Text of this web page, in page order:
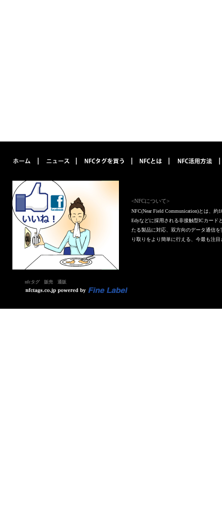
<NFCについて>
NFC(Near Field Communication)とは、
Edyなどに採用される非接触型ICカード
たる製品に対応、双方向のデータ通信
り取りをより簡単に行える、今最も注
nfcタグ 販売 通販